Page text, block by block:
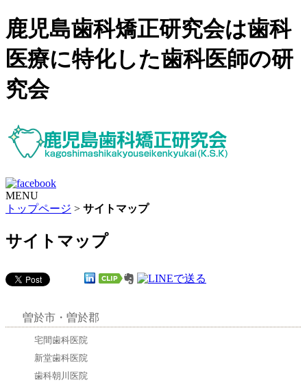
鹿児島歯科矯正研究会は歯科
医療に特化した歯科医師の研
究会
MENU
トップページ > サイトマップ
サイトマップ
曽於市・曽於郡
宅間歯科医院
新堂歯科医院
歯科朝川医院